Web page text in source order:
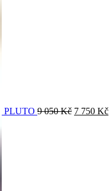
PLUTO 9 050Kč 7 750 Kč